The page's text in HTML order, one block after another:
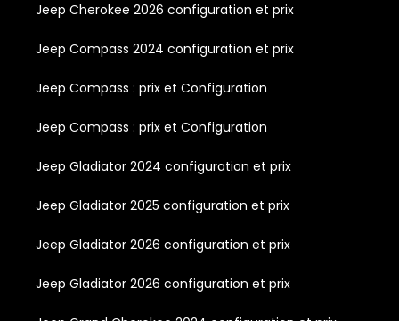
Jeep Cherokee 2026 configuration et prix
Jeep Compass 2024 configuration et prix
Jeep Compass : prix et Configuration
Jeep Compass : prix et Configuration
Jeep Gladiator 2024 configuration et prix
Jeep Gladiator 2025 configuration et prix
Jeep Gladiator 2026 configuration et prix
Jeep Gladiator 2026 configuration et prix